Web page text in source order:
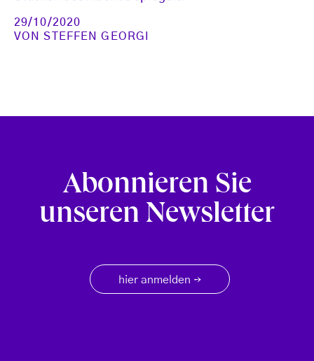
29/10/2020
VONSTEFFEN GEORGI
Abonnieren Sie
unseren Newsletter
hier anmelden →